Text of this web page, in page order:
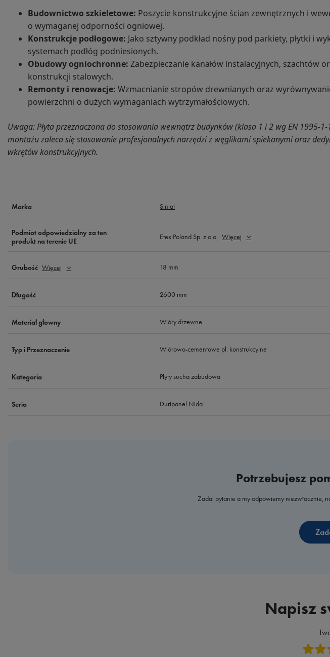
Budownictwo szkieletowe: Poszycie konstrukcyjne ścian zewnętrznych i
o wymaganej odporności ogniowej.
Konstrukcje podłogowe: Jako sztywny podkład nośny pod parkiety, płytki i
systemach podłóg podniesionych.
Obudowy ogniochronne: Zabezpieczanie kanałów instalacyjnych, szachtów
konstrukcji stalowych.
Remonty i renowacje: Wzmacnianie stropów drewnianych oraz
powierzchni o dużych wymaganiach wytrzymałościowych.
Uwaga: Płyta przeznaczona do stosowania wewnątrz budynków (klasa 1 i 2 wg EN 1995-1-
montażu zaleca się stosowanie profesjonalnych narzędzi z węglikami spiekanymi oraz
wkrętów konstrukcyjnych.
Marka Siniat
Podmiot odpowiedzialny za ten
produkt na terenie UE
Etex Poland Sp. z o.o. Więcej
Grubość Więcej 18 mm
Długość 2600 mm
Materiał głowny Wióry drzewne
Typ i Przeznaczenie Wiórowo-cementowe pł. konstrukcyjne
Kategoria Płyty sucha zabudowa
Seria Duripanel Nida
Potrzebujesz
Zadaj pytanie a my odpowiemy niezwłocznie,
Napisz